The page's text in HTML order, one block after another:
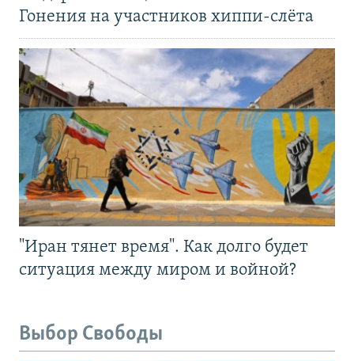
Гонения на участников хиппи-слёта
"Иран тянет время". Как долго будет
ситуация между миром и войной?
Выбор Свободы